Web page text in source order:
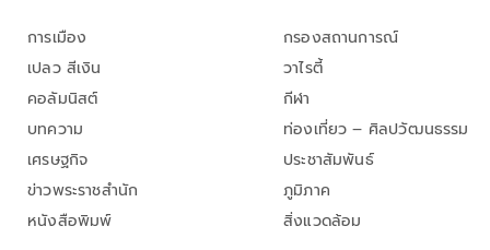
การเมือง
เปลว สีเงิน
คอลัมนิสต์
บทความ
เศรษฐกิจ
ข่าวพระราชสำนัก
หนังสือพิมพ์
กรองสถานการณ์
วาไรตี้
กีฬา
ท่องเที่ยว – ศิลปวัฒนธรรม
ประชาสัมพันธ์
ภูมิภาค
สิ่งแวดล้อม